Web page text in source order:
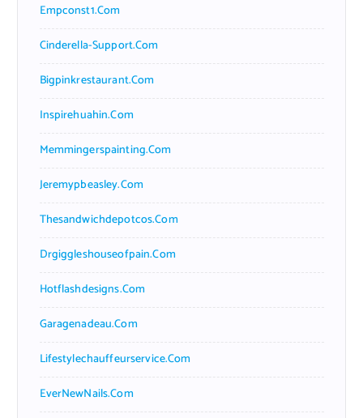
Empconst1.com
Cinderella-Support.com
Bigpinkrestaurant.com
Inspirehuahin.com
Memmingerspainting.com
Jeremypbeasley.com
Thesandwichdepotcos.com
Drgiggleshouseofpain.com
Hotflashdesigns.com
Garagenadeau.com
Lifestylechauffeurservice.com
EverNewNails.com